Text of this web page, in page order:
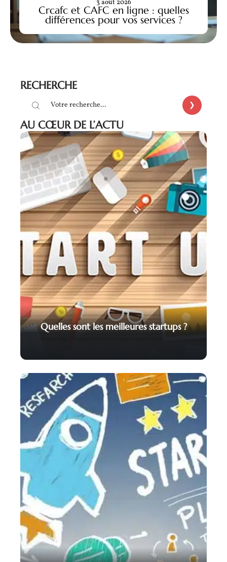
Crcafc et CAFC en ligne : quelles
différences pour vos services ?
3 août 2026
RECHERCHE
AU CŒUR DE L’ACTU
Quelles sont les meilleures startups ?